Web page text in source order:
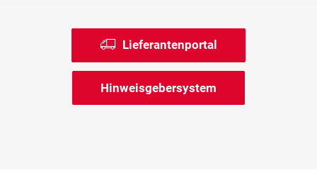
Lieferantenportal
Hinweisgebersystem